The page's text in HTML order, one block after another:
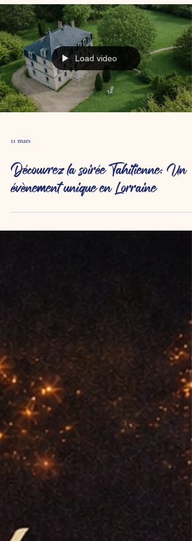
Load video
11 mars
Découvrez la soirée Tahitienne: Un
évènement unique en Lorraine